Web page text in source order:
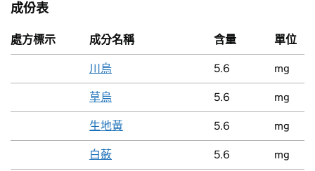
成份表
處方標示 成分名稱 含量 單位
川烏 5.6 mg
草烏 5.6 mg
生地黃 5.6 mg
白蘞 5.6 mg